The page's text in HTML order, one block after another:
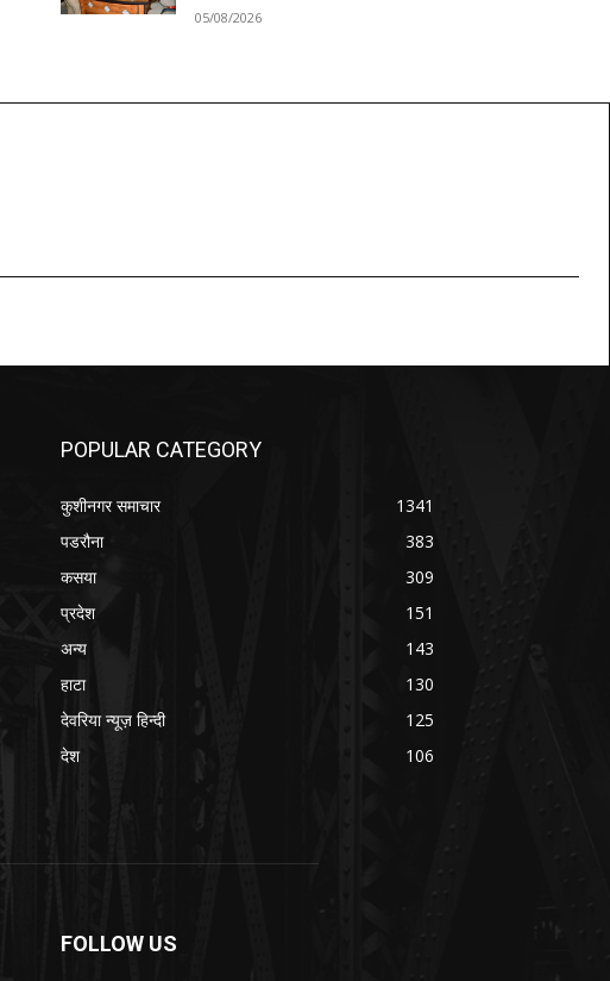
05/08/2026
POPULAR CATEGORY
कुशीनगर समाचार
1341
पडरौना
383
कसया
309
प्रदेश
151
अन्य
143
हाटा
130
देवरिया न्यूज़ हिन्दी
125
देश
106
FOLLOW US